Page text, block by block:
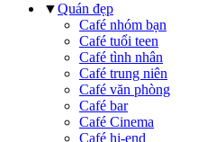
▼Quán đẹp
Café nhóm bạn
Café tuổi teen
Café tình nhân
Café trung niên
Café văn phòng
Café bar
Café Cinema
Café hi-end